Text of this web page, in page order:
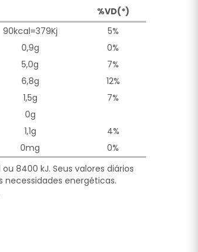
%VD(*)
90kcal=379Kj
5%
0,9g
0%
5,0g
7%
6,8g
12%
1,5g
7%
0g
1,1g
4%
0mg
0%
8400 kJ. Seus valores diários
energéticas.